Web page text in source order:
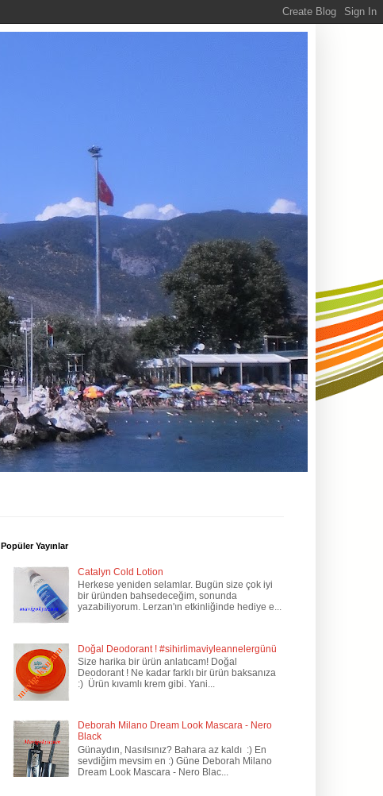
Popüler Yayınlar
Catalyn Cold Lotion
Herkese yeniden selamlar. Bugün size çok iyi
bir üründen bahsedeceğim, sonunda
yazabiliyorum. Lerzan'ın etkinliğinde hediye e...
Doğal Deodorant ! #sihirlimaviyleannelergünü
Size harika bir ürün anlatıcam! Doğal
Deodorant ! Ne kadar farklı bir ürün baksanıza
:) Ürün kıvamlı krem gibi. Yani...
Deborah Milano Dream Look Mascara - Nero
Black
Günaydın, Nasılsınız? Bahara az kaldı :) En
sevdiğim mevsim en :) Güne Deborah Milano
Dream Look Mascara - Nero Blac...